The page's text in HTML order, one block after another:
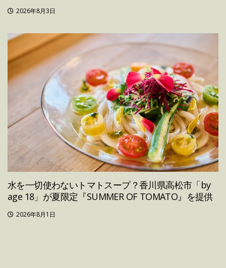
2026年8月3日
水を一切使わないトマトスープ？香川県高松市「by
age 18」が夏限定『SUMMER OF TOMATO』を提供
2026年8月1日